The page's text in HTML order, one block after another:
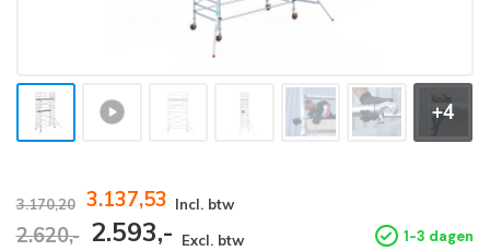
+4
3.170,20 3.137,53 Incl. btw
2.620,- 2.593,- Excl. btw 1-3 dagen